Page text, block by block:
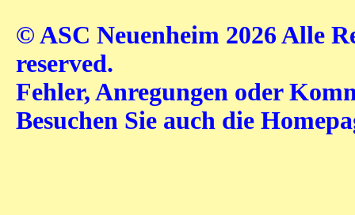
© ASC Neuenheim 2026 Alle
reserved.
Fehler, Anregungen oder
Besuchen Sie auch die